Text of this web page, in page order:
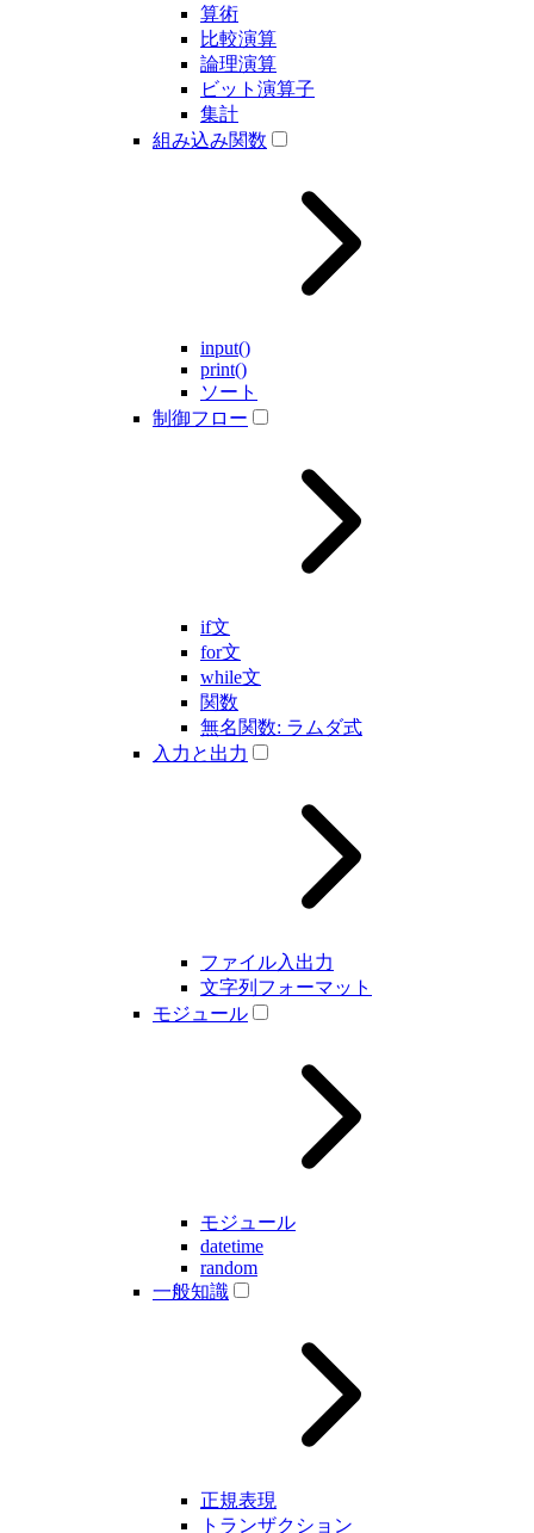
算術
比較演算
論理演算
ビット演算子
集計
組み込み関数
input()
print()
ソート
制御フロー
if文
for文
while文
関数
無名関数: ラムダ式
入力と出力
ファイル入出力
文字列フォーマット
モジュール
モジュール
datetime
random
一般知識
正規表現
トランザクション